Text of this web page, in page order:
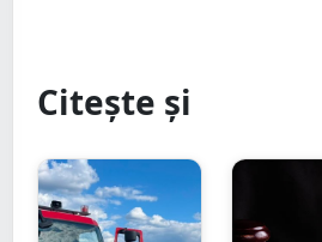
Citește și